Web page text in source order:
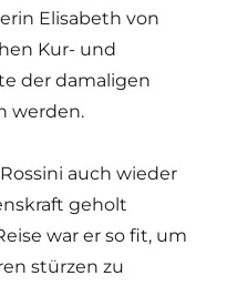
Elisabeth von
Kur- und
der damaligen
werden.
auch wieder
geholt
war er so fit, um
stürzen zu